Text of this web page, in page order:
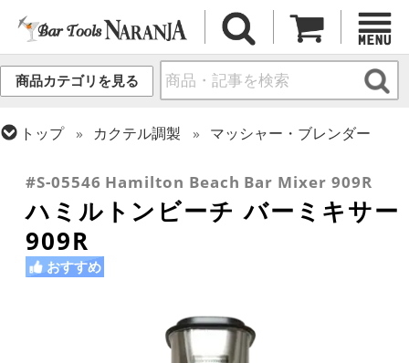
商品カテゴリを見る
トップ カクテル調製
マッシャー・ブレンダー
#S-05546 Hamilton Beach Bar Mixer 909R
ハミルトンビーチ バーミキサー
909R
おすすめ